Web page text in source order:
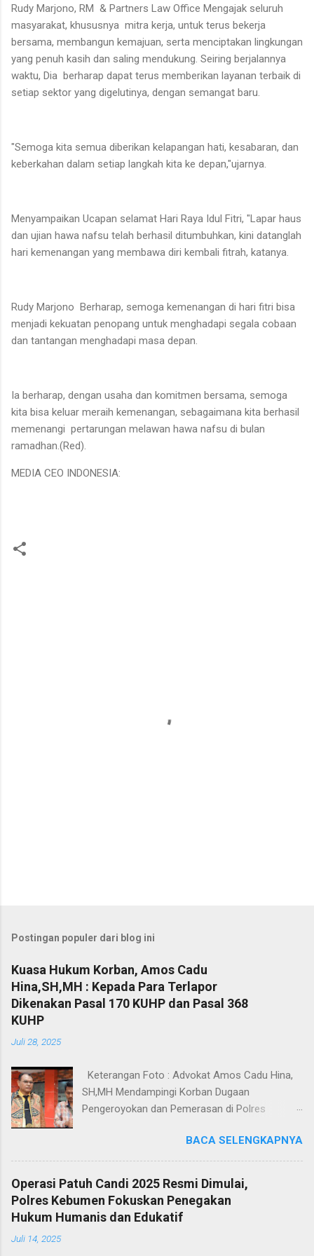
Rudy Marjono, RM & Partners Law Office Mengajak seluruh
masyarakat, khususnya mitra kerja, untuk terus bekerja
bersama, membangun kemajuan, serta menciptakan lingkungan
yang penuh kasih dan saling mendukung. Seiring berjalannya
waktu, Dia berharap dapat terus memberikan layanan terbaik di
setiap sektor yang digelutinya, dengan semangat baru.
"Semoga kita semua diberikan kelapangan hati, kesabaran, dan
keberkahan dalam setiap langkah kita ke depan,"ujarnya.
Menyampaikan Ucapan selamat Hari Raya Idul Fitri, "Lapar haus
dan ujian hawa nafsu telah berhasil ditumbuhkan, kini datanglah
hari kemenangan yang membawa diri kembali fitrah, katanya.
Rudy Marjono Berharap, semoga kemenangan di hari fitri bisa
menjadi kekuatan penopang untuk menghadapi segala cobaan
dan tantangan menghadapi masa depan.
Ia berharap, dengan usaha dan komitmen bersama, semoga
kita bisa keluar meraih kemenangan, sebagaimana kita berhasil
memenangi pertarungan melawan hawa nafsu di bulan
ramadhan.(Red).
MEDIA CEO INDONESIA:
Postingan populer dari blog ini
Kuasa Hukum Korban, Amos Cadu
Hina,SH,MH : Kepada Para Terlapor
Dikenakan Pasal 170 KUHP dan Pasal 368
KUHP
Juli 28, 2025
Keterangan Foto : Advokat Amos Cadu Hina,
SH,MH Mendampingi Korban Dugaan
Pengeroyokan dan Pemerasan di Polres
masing merupakan korban dugaan
pengeroyokan dan pemerasan didampingi
Kuasa Hukum Amos Cadu Hina,SH,MH
mendatangi Polres Jakarta Selatan, Senin
(28/7/2025), guna melaporkan kejadian yang
BACA SELENGKAPNYA
Operasi Patuh Candi 2025 Resmi Dimulai,
Polres Kebumen Fokuskan Penegakan
Hukum Humanis dan Edukatif
Juli 14, 2025